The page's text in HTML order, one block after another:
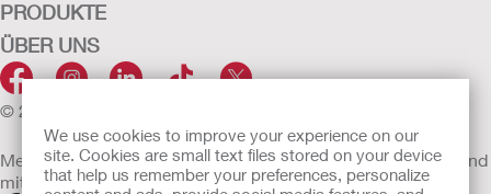
We use cookies to improve your experience on our
site. Cookies are small text files stored on your device
that help us remember your preferences, personalize
PRODUKTE
ÜBER UNS
© 2026 Hollister Incorporated
Medizinprodukte, die innerhalb der EU vertrieben werden, sind
mit einem der folgenden Symbole gekennzeichnet